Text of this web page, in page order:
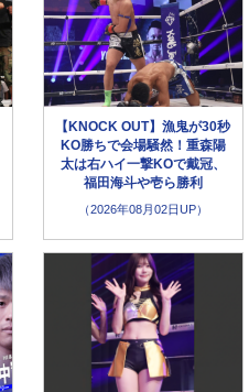
【KNOCK OUT】漁鬼が30秒
KO勝ちで会場騒然！重森陽
太は右ハイ一撃KOで戴冠、
福田海斗や壱ら勝利
（2026年08月02日UP）